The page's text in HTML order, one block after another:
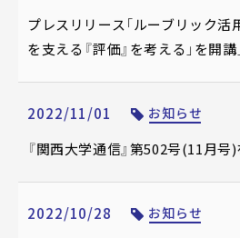
プレスリリース「ルーブリック活
を支える『評価』を考える」を開講
2022/11/01 お知らせ
『関西大学通信』第502号(11月号
2022/10/28 お知らせ